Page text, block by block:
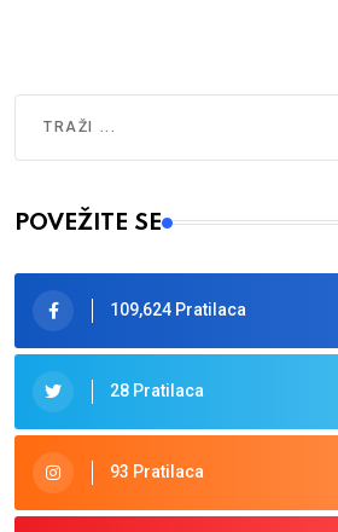
Type 2 or more characters for results.
POVEŽITE SE
109,624 Pratilaca
28 Pratilaca
93 Pratilaca